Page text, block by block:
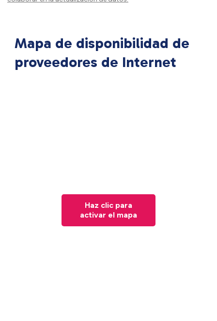
Mapa de disponibilidad de
proveedores de Internet
Haz clic para
activar el mapa